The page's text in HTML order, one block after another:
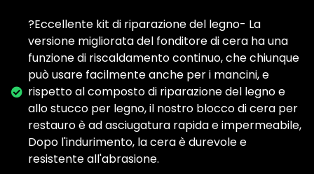
?Eccellente kit di riparazione del legno- La
versione migliorata del fonditore di cera ha una
funzione di riscaldamento continuo, che chiunque
può usare facilmente anche per i mancini, e
rispetto al composto di riparazione del legno e
allo stucco per legno, il nostro blocco di cera per
restauro è ad asciugatura rapida e impermeabile,
Dopo l'indurimento, la cera è durevole e
resistente all'abrasione.